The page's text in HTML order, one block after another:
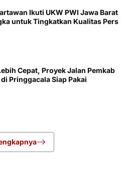
Ikuti UKW PWI Jawa Barat
untuk Tingkatkan Kualitas Pers
Cepat, Proyek Jalan Pemkab
Pringgacala Siap Pakai